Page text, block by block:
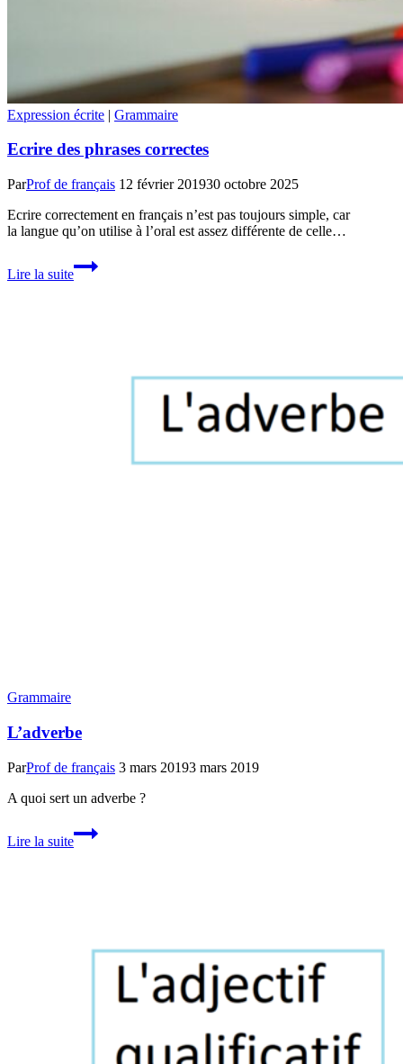
Expression écrite | Grammaire
Ecrire des phrases correctes
ParProf de français 12 février 201930 octobre 2025
Ecrire correctement en français n’est pas toujours simple, car
la langue qu’on utilise à l’oral est assez différente de celle…
Lire la suite
Ecrire
des
Grammaire
L’adverbe
ParProf de français 3 mars 20193 mars 2019
A quoi sert un adverbe ?
Lire la suite
L’adverbe